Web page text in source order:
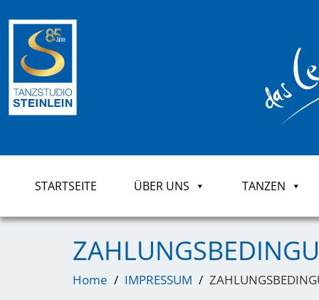
STARTSEITE ÜBER UNS TANZEN
Home IMPRESSUM